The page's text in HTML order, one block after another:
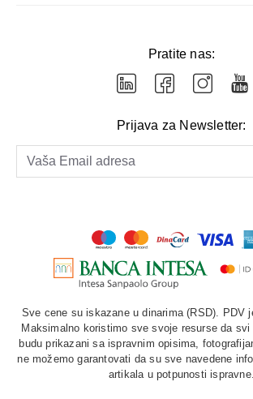
Pratite nas:
Prijava za Newsletter:
Sve cene su iskazane u dinarima (RSD). PDV
Maksimalno koristimo sve svoje resurse da
budu prikazani sa ispravnim opisima,
ne možemo garantovati da su sve navedene
artikala u potpunosti ispravne.